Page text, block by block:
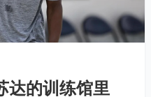
达的训练馆里